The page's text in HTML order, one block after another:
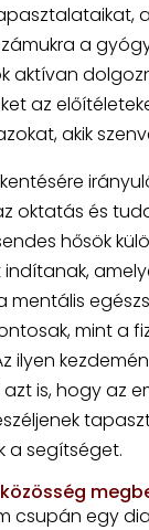
a
aktívan
az
akik
oktatás és
hősök
mentális
mint a
ilyen
azt is, hogy az
a segítséget.
közösség
csupán egy